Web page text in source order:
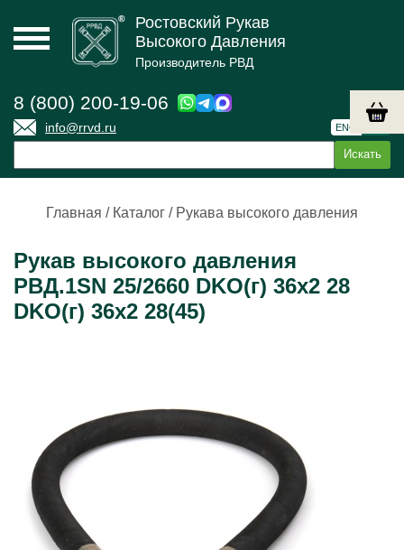
Ростовский Рукав
Высокого Давления
Производитель РВД
8 (800) 200-19-06
info@rrvd.ru ENG
Главная / Каталог / Рукава высокого давления
Рукав высокого давления
РВД.1SN 25/2660 DKO(г) 36х2 28
DKO(г) 36х2 28(45)